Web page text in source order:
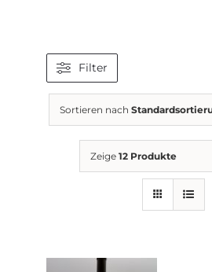
Filter
Sortieren nach
Zeige12 Produkte